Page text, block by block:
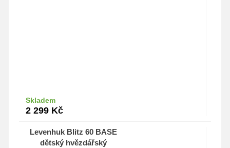
Skladem
2 299 Kč
Levenhuk Blitz 60 BASE
dětský hvězdářský